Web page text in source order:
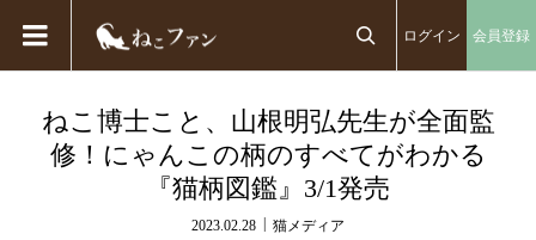

ログイン 会員登録
ねこ博士こと、山根明弘先生が全面監
修！にゃんこの柄のすべてがわかる
『猫柄図鑑』3/1発売
2023.02.28 猫メディア